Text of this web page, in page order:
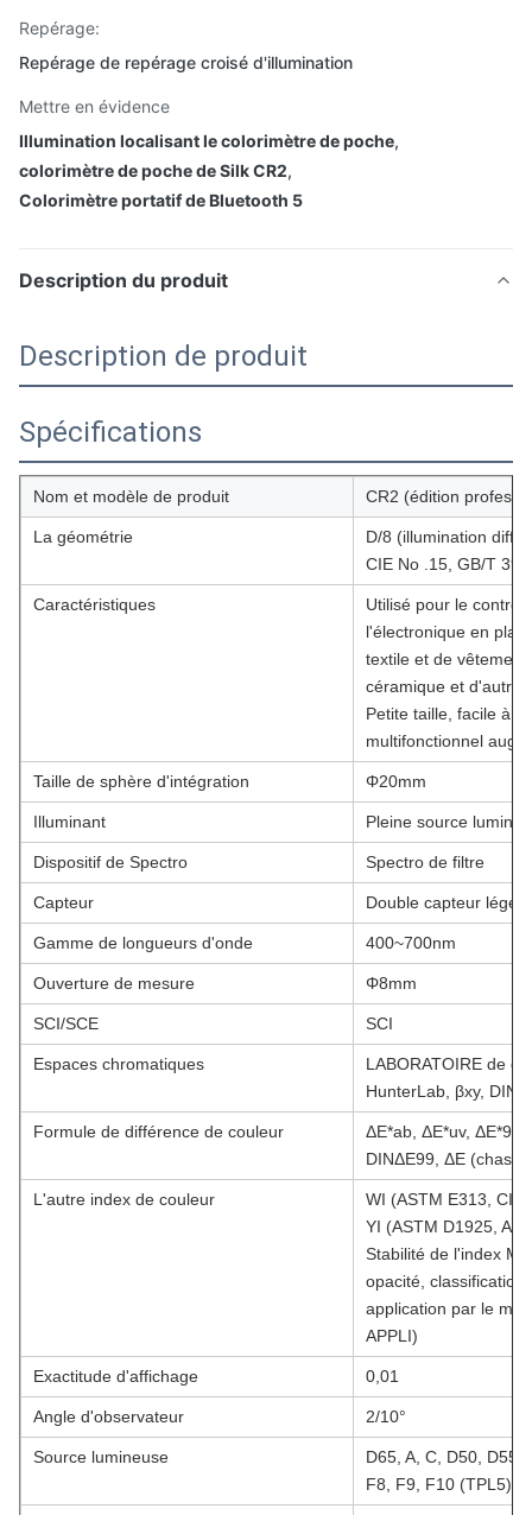
Repérage:
Repérage de repérage croisé d'illumination
Mettre en évidence
Illumination localisant le colorimètre de poche,
colorimètre de poche de Silk CR2,
Colorimètre portatif de Bluetooth 5
Description du produit
Description de produit
Spécifications
Nom et modèle de produit CR2 (édition
La géométrie
D/8 (illumination
CIE No .15, GB/T
Caractéristiques
Utilisé pour le
l'électronique en
textile et de
céramique et
Petite taille, facile à
multifonctionnel
Taille de sphère d'intégration Φ20mm
Illuminant Pleine source
Dispositif de Spectro Spectro de filtre
Capteur Double capteur léger
Gamme de longueurs d'onde 400~700nm
Ouverture de mesure Φ8mm
SCI/SCE SCI
Espaces chromatiques
LABORATOIRE de
HunterLab, βxy, DIN
Formule de différence de couleur
ΔE*ab, ΔE*uv,
DINΔE99, ΔE
L'autre index de couleur
WI (ASTM E313,
YI (ASTM D1925,
Stabilité de l'index
opacité,
application par le
APPLI)
Exactitude d'affichage 0,01
Angle d'observateur 2/10°
Source lumineuse
D65, A, C, D50,
F8, F9, F10 (TPL5),